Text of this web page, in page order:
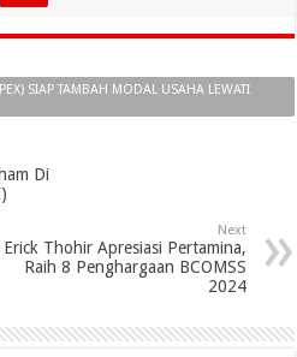
SIAP TAMBAH MODAL USAHA LEWATI
Di
Next
Erick Thohir Apresiasi Pertamina,
Raih 8 Penghargaan BCOMSS
2024